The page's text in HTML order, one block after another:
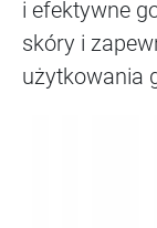
i efektywne
skóry i
użytkowania